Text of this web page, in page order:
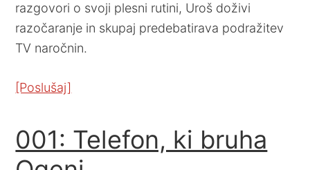
razgovori o svoji plesni rutini, Uroš doživi
razočaranje in skupaj predebatirava podražitev
TV naročnin.
[Poslušaj]
001: Telefon, ki bruha